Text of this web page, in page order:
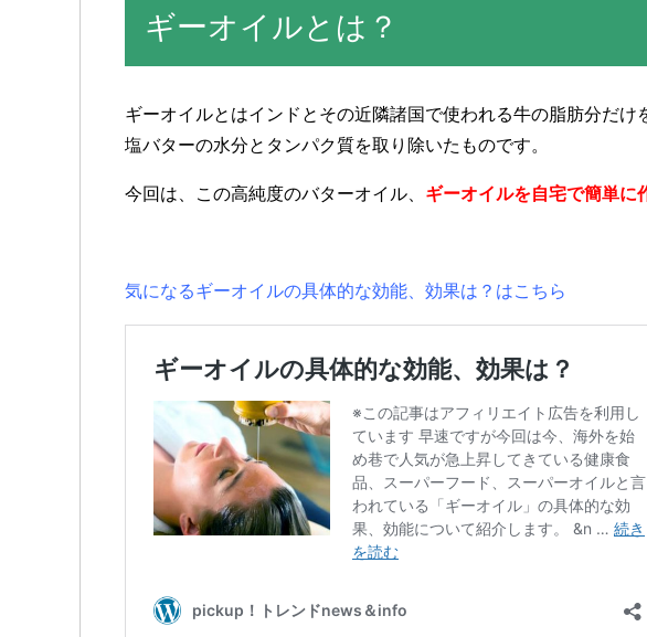
ギーオイルとは？
ギーオイルとはインドとその近隣諸国で使われる牛の脂肪分だけ
塩バターの水分とタンパク質を取り除いたものです。
今回は、この高純度のバターオイル、 ギーオイルを自宅で簡単に
気になるギーオイルの具体的な効能、効果は？はこちら